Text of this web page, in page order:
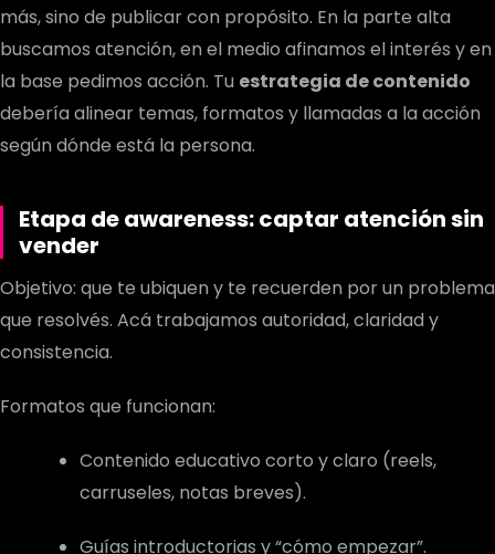
más, sino de publicar con propósito. En la parte alta
buscamos atención, en el medio afinamos el interés y en
la base pedimos acción. Tu estrategia de contenido
debería alinear temas, formatos y llamadas a la acción
según dónde está la persona.
Etapa de awareness: captar atención sin
vender
Objetivo: que te ubiquen y te recuerden por un problema
que resolvés. Acá trabajamos autoridad, claridad y
consistencia.
Formatos que funcionan:
Contenido educativo corto y claro (reels,
carruseles, notas breves).
Guías introductorias y “cómo empezar”.